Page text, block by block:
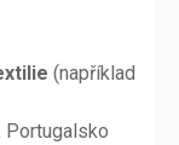
(například
Portugalsko